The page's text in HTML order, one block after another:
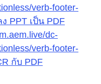
verb-footer-
PPT เป็น PDF
dc-
verb-footer-
กับ PDF